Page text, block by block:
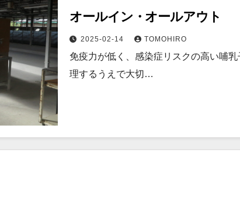
オールイン・オールアウト
2025-02-14 TOMOHIRO
免疫力が低く、感染症リスクの高い哺乳
理するうえで大切…